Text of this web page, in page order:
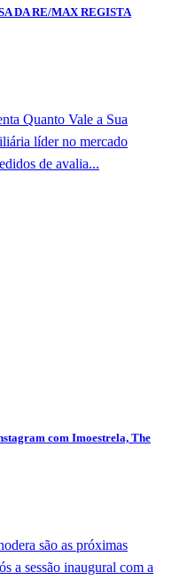
DA RE/MAX REGISTA
Quanto Vale a Sua
líder no mercado
de avalia...
com Imoestrela, The
são as próximas
a sessão inaugural com a